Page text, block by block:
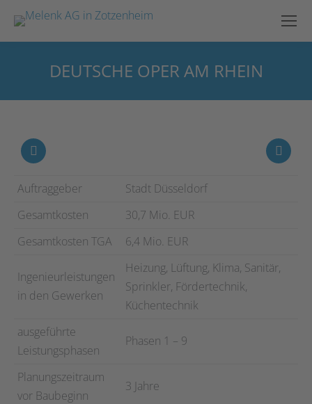
DEUTSCHE OPER AM RHEIN
Auftraggeber
Stadt Düsseldorf
Gesamtkosten
30,7 Mio. EUR
Gesamtkosten TGA
6,4 Mio. EUR
Ingenieurleistungen
in den Gewerken
Heizung, Lüftung, Klima, Sanitär,
Sprinkler, Fördertechnik,
Küchentechnik
ausgeführte
Leistungsphasen
Phasen 1 – 9
Planungszeitraum
vor Baubeginn
3 Jahre